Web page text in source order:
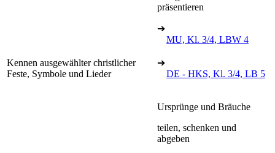
präsentieren
➔
MU, Kl. 3/4, LBW 4
Kennen ausgewählter christlicher
Feste, Symbole und Lieder
➔
DE - HKS, Kl. 3/4, LB 5
Ursprünge und Bräuche
teilen, schenken und
abgeben